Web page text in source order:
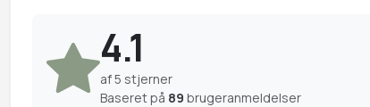
4.1
af 5 stjerner
Baseret på 89 brugeranmeldelser